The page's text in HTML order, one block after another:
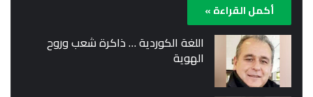
أكمل القراءة »
اللغة الكوردية … ذاكرة شعب وروح
الهوية